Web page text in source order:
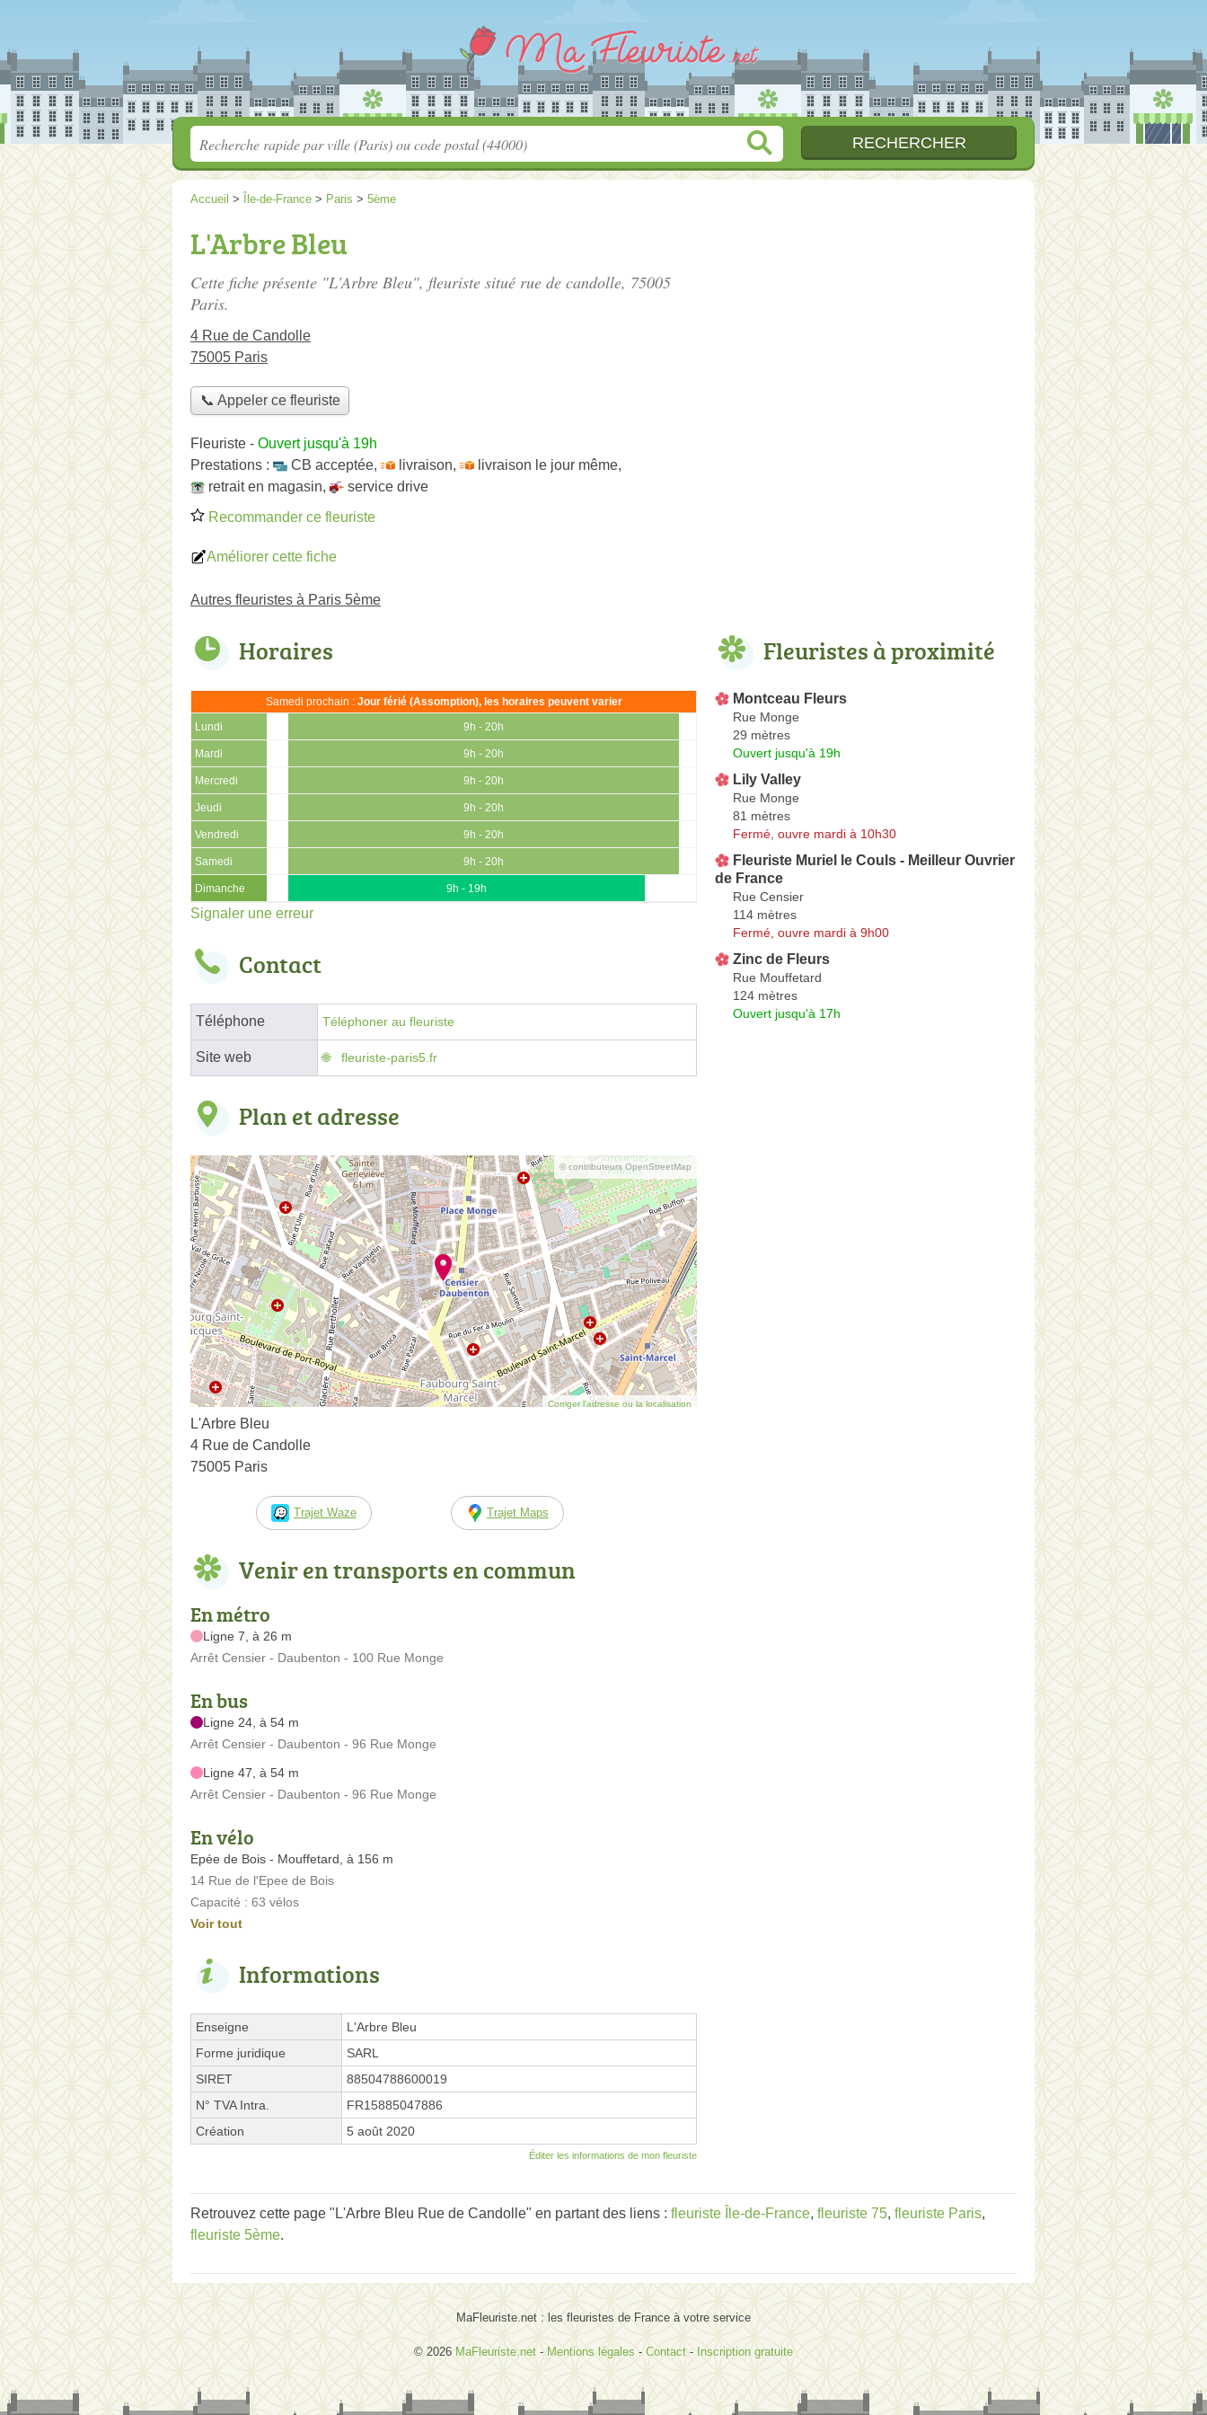
Accueil > Île-de-France > Paris > 5ème
L'Arbre Bleu
Cette fiche présente "L'Arbre Bleu", fleuriste situé rue de candolle, 75005
Paris.
4 Rue de Candolle
75005 Paris
📞 Appeler ce fleuriste
Fleuriste - Ouvert jusqu'à 19h
Prestations :
CB acceptée, livraison, livraison le jour même,
retrait en magasin,
service drive
Recommander ce fleuriste
Améliorer cette fiche
Autres fleuristes à Paris 5ème
Horaires
Samedi prochain : Jour férié (Assomption), les horaires peuvent varier
Lundi 9h - 20h
Mardi 9h - 20h
Mercredi 9h - 20h
Jeudi 9h - 20h
Vendredi 9h - 20h
Samedi 9h - 20h
Dimanche 9h - 19h
Signaler une erreur
Contact
Téléphone Téléphoner au fleuriste
Site web fleuriste-paris5.fr
Plan et adresse
© contributeurs OpenStreetMap
Corriger l’adresse ou la localisation
L'Arbre Bleu
4 Rue de Candolle
75005 Paris
Trajet Waze Trajet Maps
Venir en transports en commun
En métro
Ligne 7, à 26 m
Arrêt Censier - Daubenton - 100 Rue Monge
En bus
Ligne 24, à 54 m
Arrêt Censier - Daubenton - 96 Rue Monge
Ligne 47, à 54 m
Arrêt Censier - Daubenton - 96 Rue Monge
En vélo
Epée de Bois - Mouffetard, à 156 m
14 Rue de l'Epee de Bois
Capacité : 63 vélos
Voir tout
Informations
Enseigne
L'Arbre Bleu
Forme juridique
SARL
SIRET
88504788600019
N° TVA Intra.
FR15885047886
Création
5 août 2020
Éditer les informations de mon fleuriste
Fleuristes à proximité
Montceau Fleurs
Rue Monge
29 mètres
Ouvert jusqu'à 19h
Lily Valley
Rue Monge
81 mètres
Fermé, ouvre mardi à 10h30
Fleuriste Muriel le Couls - Meilleur Ouvrier
de France
Rue Censier
114 mètres
Fermé, ouvre mardi à 9h00
Zinc de Fleurs
Rue Mouffetard
124 mètres
Ouvert jusqu'à 17h
Retrouvez cette page "L'Arbre Bleu Rue de Candolle" en partant des liens : fleuriste Île-de-France, fleuriste 75, fleuriste Paris,
fleuriste 5ème.
MaFleuriste.net : les fleuristes de France à votre service
© 2026 MaFleuriste.net - Mentions légales - Contact - Inscription gratuite